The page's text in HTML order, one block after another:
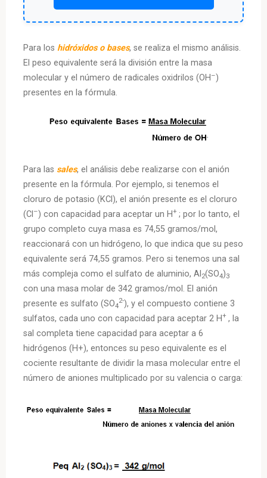
Para los hidróxidos o bases, se realiza el mismo análisis.
El peso equivalente será la división entre la masa
molecular y el número de radicales oxidrilos (OH –)
presentes en la fórmula.
Para las sales, el análisis debe realizarse con el anión
presente en la fórmula. Por ejemplo, si tenemos el
cloruro de potasio (KCl), el anión presente es el cloruro
(Cl –) con capacidad para aceptar un H+ ; por lo tanto, el
grupo completo cuya masa es 74,55 gramos/mol,
reaccionará con un hidrógeno, lo que indica que su peso
equivalente será 74,55 gramos. Pero si tenemos una sal
más compleja como el sulfato de aluminio, Al 2(SO4)3
con una masa molar de 342 gramos/mol. El anión
presente es sulfato (SO4
2-), y el compuesto contiene 3
sulfatos, cada uno con capacidad para aceptar 2 H+ , la
sal completa tiene capacidad para aceptar a 6
hidrógenos (H+), entonces su peso equivalente es el
cociente resultante de dividir la masa molecular entre el
número de aniones multiplicado por su valencia o carga: